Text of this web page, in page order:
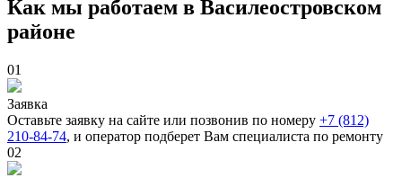
Как мы работаем в Василеостровском
районе
01
Заявка
Оставьте заявку на сайте или позвонив по номеру +7 (812)
210-84-74, и оператор подберет Вам специалиста по ремонту
02